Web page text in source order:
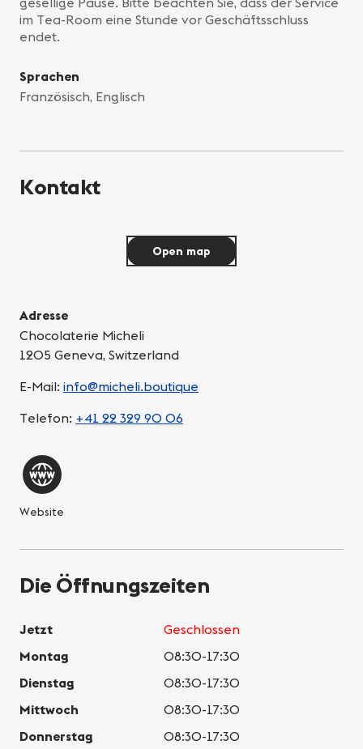
im Tea-Room eine Stunde vor Geschäftsschluss
endet.
Sprachen
Französisch, Englisch
Kontakt
Adresse
Chocolaterie Micheli
1205 Geneva, Switzerland
E-Mail: info@micheli.boutique
Telefon: +41 22 329 90 06
Website
Open map
Die Öffnungszeiten
Jetzt
Geschlossen
Montag
08:30-17:30
Dienstag
08:30-17:30
Mittwoch
08:30-17:30
Donnerstag
08:30-17:30